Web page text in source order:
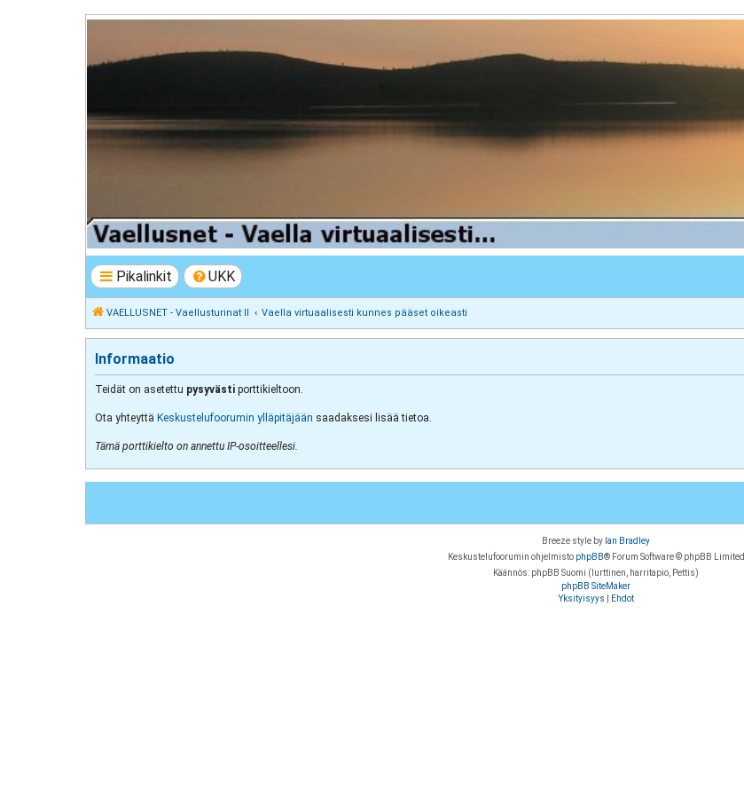
VAELLUSNET - Vaellusturinat II
Keskustelua vaeltamisesta ja Lapista
Pikalinkit UKK
VAELLUSNET - Vaellusturinat II Vaella virtuaalisesti kunnes pääset oikeasti
Informaatio
Teidät on asetettu pysyvästi porttikieltoon.
Ota yhteyttä Keskustelufoorumin ylläpitäjään saadaksesi lisää tietoa.
Tämä porttikielto on annettu IP-osoitteellesi.
Breeze style by Ian Bradley
Keskustelufoorumin ohjelmisto phpBB® Forum Software © phpBB Limited
Käännös: phpBB Suomi (lurttinen, harritapio, Pettis)
phpBB SiteMaker
Yksityisyys
Ehdot